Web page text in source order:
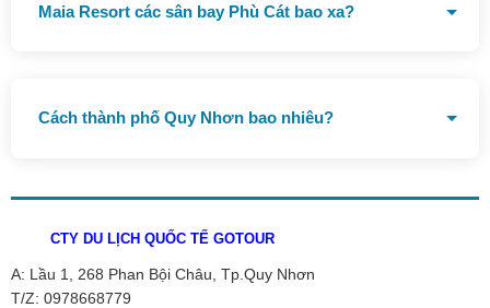
Maia Resort các sân bay Phù Cát bao xa?
Cách thành phố Quy Nhơn bao nhiêu?
CTY DU LỊCH QUỐC TẾ GOTOUR
A: Lầu 1, 268 Phan Bội Châu, Tp.Quy Nhơn
T/Z: 0978668779